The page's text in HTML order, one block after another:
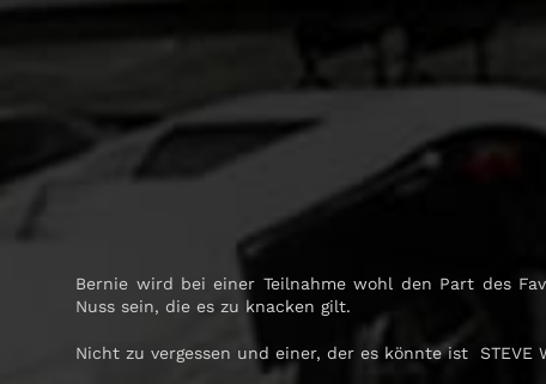
Bernie wird bei einer Teilnahme wohl den Part des
Nuss sein, die es zu knacken gilt.
Nicht zu vergessen und einer, der es könnte ist STEVE